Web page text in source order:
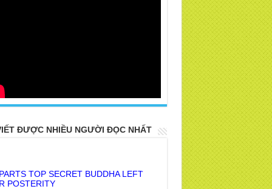
ĐƯỢC NHIỀU NGƯỜI ĐỌC NHẤT
TRUTH OF THE EARTH